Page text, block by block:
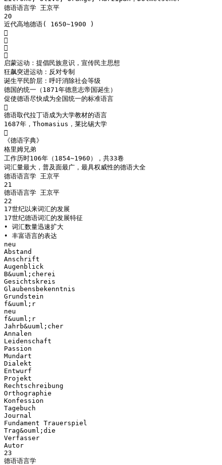
德语语言学 王京平
20
近代高地德语( 1650~1900 )




启蒙运动：提倡民族意识，宣传民主思想
狂飙突进运动：反对专制
诞生平民阶层：呼吁消除社会等级
德国的统一（1871年德意志帝国诞生）
促使德语尽快成为全国统一的标准语言

德语取代拉丁语成为大学教材的语言
1687年，Thomasius，莱比锡大学

《德语字典》
格里姆兄弟
工作历时106年（1854~1960），共33卷
词汇量最大，普及面最广，最具权威性的德语大全
德语语言学 王京平
21
德语语言学 王京平
22
17世纪以来词汇的发展
17世纪德语词汇的发展特征
• 词汇数量迅速扩大
• 丰富语言的表达
neu
Abstand
Anschrift
Augenblick
B&uuml;cherei
Gesichtskreis
Glaubensbekenntnis
Grundstein
f&uuml;r
neu
f&uuml;r
Jahrb&uuml;cher
Annalen
Leidenschaft
Passion
Mundart
Dialekt
Entwurf
Projekt
Rechtschreibung
Orthographie
Konfession
Tagebuch
Journal
Fundament Trauerspiel
Trag&ouml;die
Verfasser
Autor
23
德语语言学